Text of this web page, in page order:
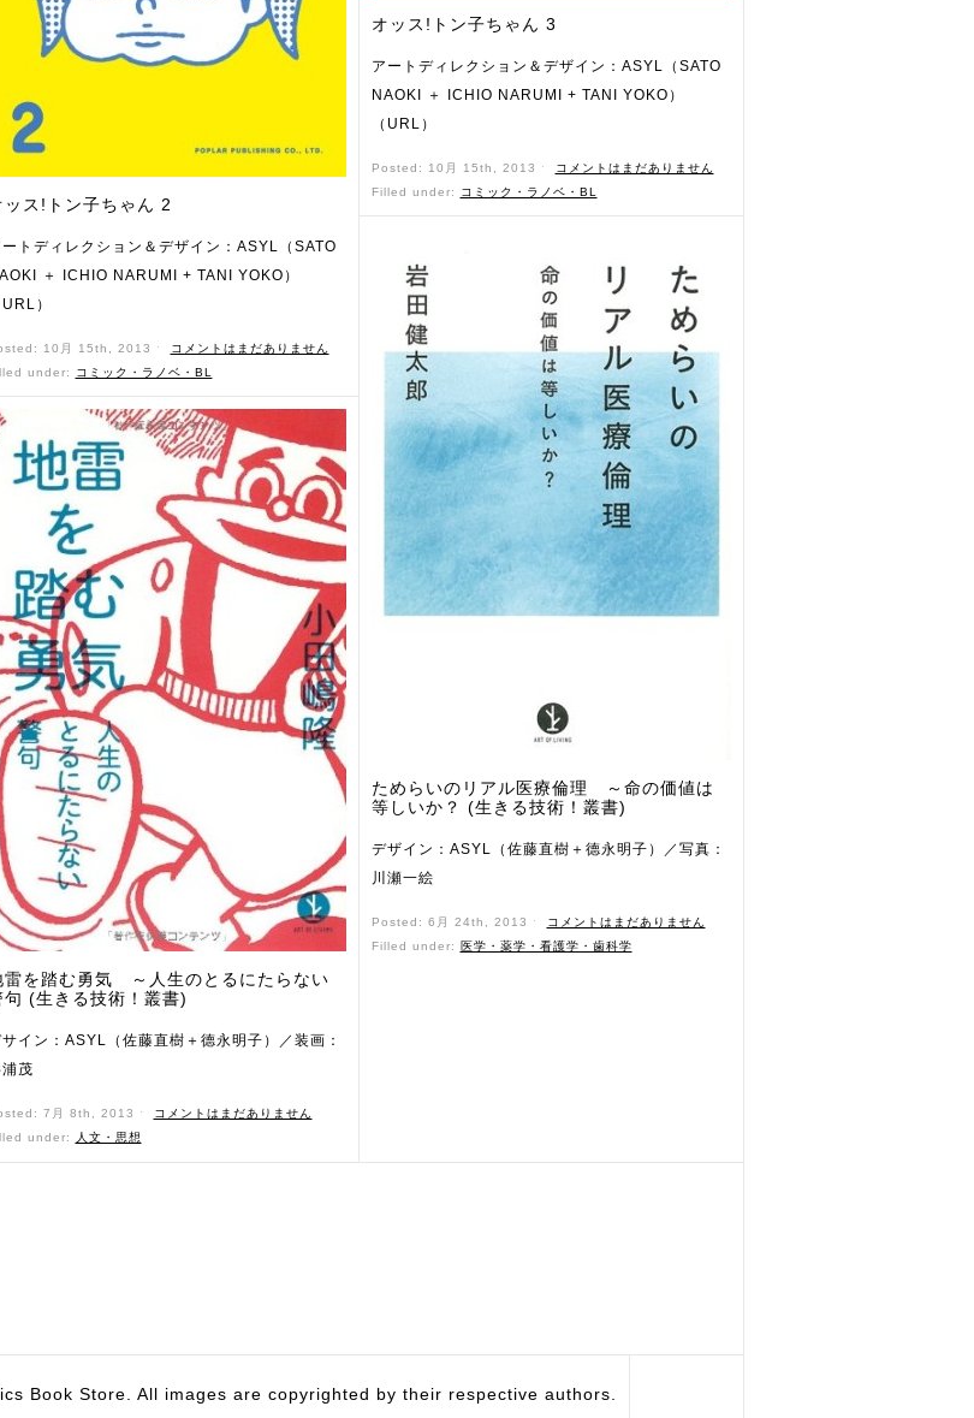
ッス!トン子ちゃん 2
ートディレクション＆デザイン：ASYL（SATO
＋ ICHIO NARUMI + TANI YOKO）
URL）
10月 15th, 2013 ˑ
コメントはまだありません
under:
コミック・ラノベ・BL
雷を踏む勇気 ～人生のとるにたらない
句 (生きる技術！叢書)
イン：ASYL（佐藤直樹＋德永明子）／装画：
茂
7月 8th, 2013 ˑ
コメントはまだありません
under:
人文・思想
オッス!トン子ちゃん 3
アートディレクション＆デザイン：ASYL（SATO
NAOKI ＋ ICHIO NARUMI + TANI YOKO）
（URL）
Posted: 10月 15th, 2013 ˑ
コメントはまだありません
Filled under:
コミック・ラノベ・BL
ためらいのリアル医療倫理 ～命の価値は
等しいか？ (生きる技術！叢書)
デザイン：ASYL（佐藤直樹＋德永明子）／写真：
川瀬一絵
Posted: 6月 24th, 2013 ˑ
コメントはまだありません
Filled under:
医学・薬学・看護学・歯科学
Book Store. All images are copyrighted by their respective authors.